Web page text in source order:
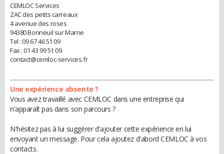
CEMLOC Services
ZAC des petits carreaux
4 avenue des roses
94380 Bonneuil sur Marne
Tel : 09 67 46 51 09
Fax : 01 43 99 51 09
contact@cemloc-services.fr
Une expérience absente ?
Vous avez travaillé avec CEMLOC dans une entreprise qui
n'apparaît pas dans son parcours ?
N'hésitez pas à lui suggérer d'ajouter cette expérience en lui
envoyant un message. Pour cela ajoutez d'abord CEMLOC à vos
contacts.